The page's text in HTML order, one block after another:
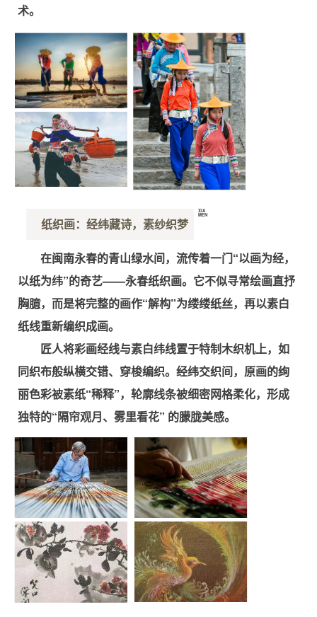
术。
纸织画：经纬藏诗，素纱织梦
XIA
MEN
在闽南永春的青山绿水间，流传着一门“以画为经，
以纸为纬”的奇艺——永春纸织画。它不似寻常绘画直抒
胸臆，而是将完整的画作“解构”为缕缕纸丝，再以素白
纸线重新编织成画。
匠人将彩画经线与素白纬线置于特制木织机上，如
同织布般纵横交错、穿梭编织。经纬交织间，原画的绚
丽色彩被素纸“稀释”，轮廓线条被细密网格柔化，形成
独特的“隔帘观月、雾里看花” 的朦胧美感。